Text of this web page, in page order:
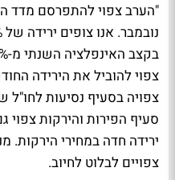
"הערב צפוי להתפרסם מדד
צפוי להוביל את הירידה
צפויה בסעיף נסיעות
סעיף הפירות והירקות
ירידה חדה במחירי הירקות.
צפויים לבלוט לחיוב.